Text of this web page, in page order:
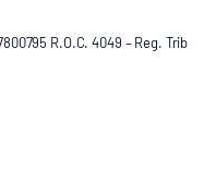
R.O.C. 4049 – Reg. Trib